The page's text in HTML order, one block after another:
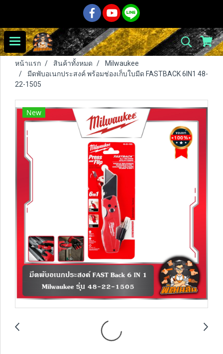
หน้าแรก สินค้าทั้งหมด
Milwaukee
มีดพับอเนกประสงค์ พร้อมช่องเก็บใบมีด FASTBACK 6IN1 48-
22-1505
New